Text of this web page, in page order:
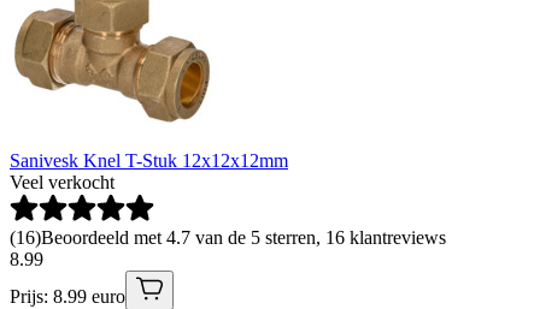
Sanivesk Knel T-Stuk 12x12x12mm
Veel verkocht
(16)Beoordeeld met 4.7 van de 5 sterren, 16 klantreviews
8.99
Prijs: 8.99 euro